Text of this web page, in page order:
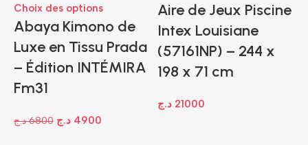
Choix des options
Abaya Kimono de
Luxe en Tissu Prada
– Édition INTÉMIRA
Fm31
6800 د.ج 4900 د.ج
Aire de Jeux Piscine
Intex Louisiane
(57161NP) – 244 x
198 x 71 cm
21000 د.ج